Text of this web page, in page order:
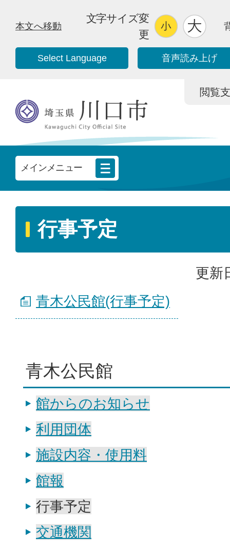
本文へ移動
文字サイズ変
更
Select Language 音声読み上げ
閲覧
メインメニュー
行事予定
更新
青木公民館(行事予定)
青木公民館
館からのお知らせ
利用団体
施設内容・使用料
館報
行事予定
交通機関